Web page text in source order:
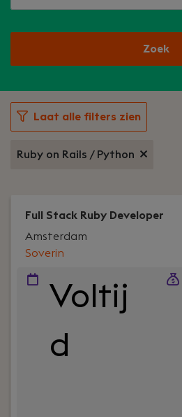
Zoek
Laat alle filters zien
Ruby on Rails / Python
Full Stack Ruby Developer
Soverin
Amsterdam
Voltij
d